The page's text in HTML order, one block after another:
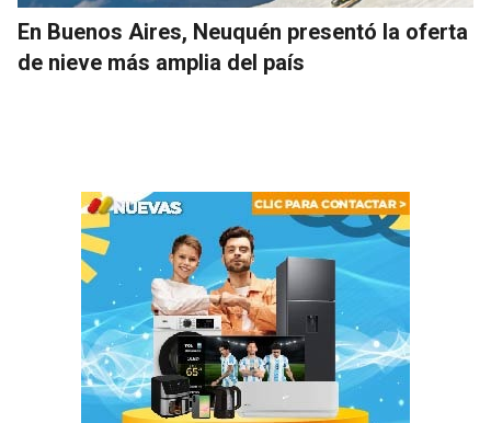
En Buenos Aires, Neuquén presentó la oferta
de nieve más amplia del país